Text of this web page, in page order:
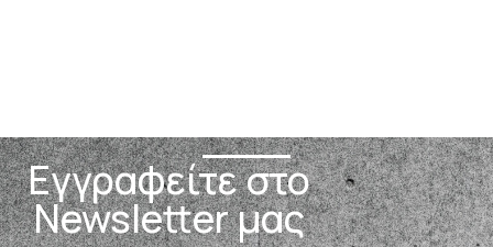
Εγγραφείτε στο
Newsletter μας